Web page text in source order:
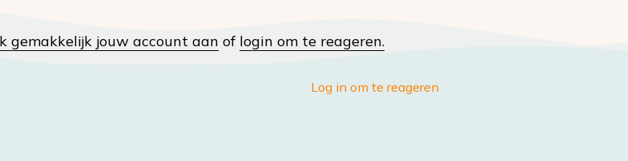
gemakkelijk jouw account aan of login om te reageren.
Log in om te reageren